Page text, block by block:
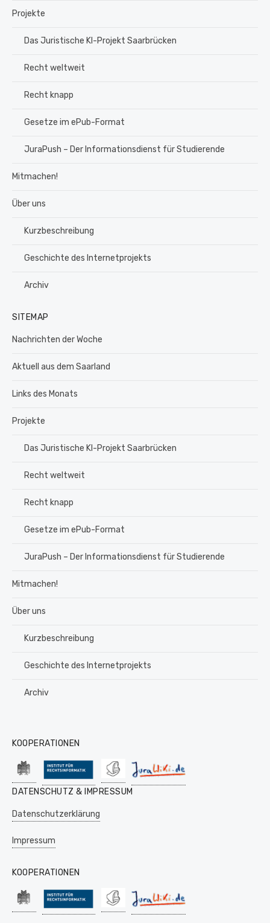
Projekte
Das Juristische KI-Projekt Saarbrücken
Recht weltweit
Recht knapp
Gesetze im ePub-Format
JuraPush – Der Informationsdienst für Studierende
Mitmachen!
Über uns
Kurzbeschreibung
Geschichte des Internetprojekts
Archiv
SITEMAP
Nachrichten der Woche
Aktuell aus dem Saarland
Links des Monats
Projekte
Das Juristische KI-Projekt Saarbrücken
Recht weltweit
Recht knapp
Gesetze im ePub-Format
JuraPush – Der Informationsdienst für Studierende
Mitmachen!
Über uns
Kurzbeschreibung
Geschichte des Internetprojekts
Archiv
KOOPERATIONEN
DATENSCHUTZ & IMPRESSUM
Datenschutzerklärung
Impressum
KOOPERATIONEN